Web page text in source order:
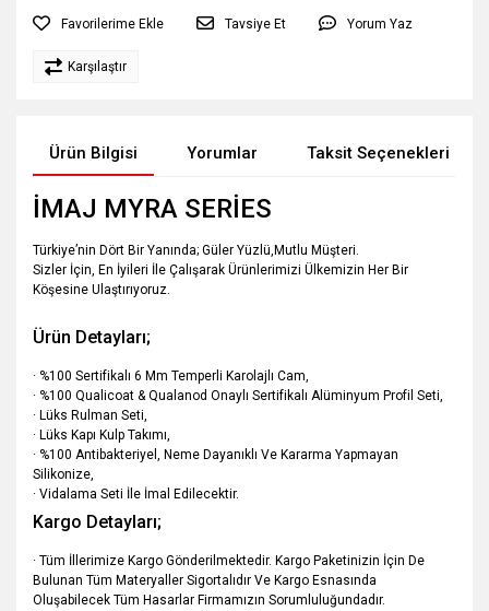
Tavsiye Et Yorum Yaz
Karşılaştır
Ürün Bilgisi Yorumlar Taksit Seçenekleri
İMAJ MYRA SERİES
Türkiye’nin Dört Bir Yanında; Güler Yüzlü,Mutlu Müşteri.
Sizler İçin, En İyileri İle Çalışarak Ürünlerimizi Ülkemizin Her Bir
Köşesine Ulaştırıyoruz.
Ürün Detayları;
· %100 Sertifikalı 6 Mm Temperli Karolajlı Cam,
· %100 Qualicoat & Qualanod Onaylı Sertifikalı Alüminyum Profil Seti,
· Lüks Rulman Seti,
· Lüks Kapı Kulp Takımı,
· %100 Antibakteriyel, Neme Dayanıklı Ve Kararma Yapmayan
Silikonize,
· Vidalama Seti İle İmal Edilecektir.
Kargo Detayları;
· Tüm İllerimize Kargo Gönderilmektedir. Kargo Paketinizin İçin De
Bulunan Tüm Materyaller Sigortalıdır Ve Kargo Esnasında
Oluşabilecek Tüm Hasarlar Firmamızın Sorumluluğundadır.